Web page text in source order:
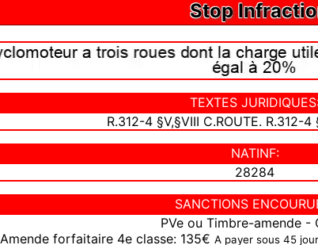
Stop
TEXTES
R.312-4 §V,§VIII C.ROUTE. R.312-4
NATINF:
28284
SANCTIONS
PVe ou Timbre-amende -
Amende forfaitaire 4e classe: 135€ A payer sous 45